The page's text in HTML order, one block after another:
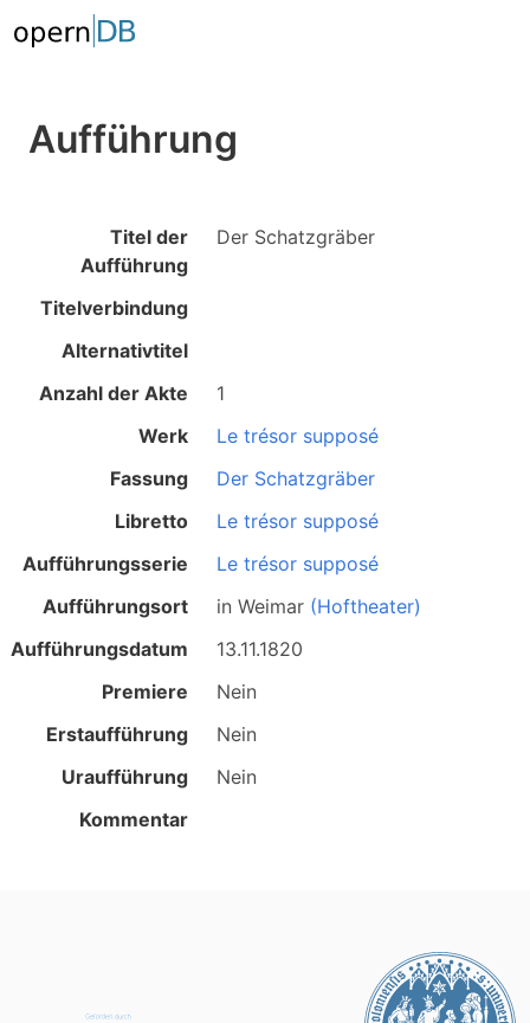
Aufführung
Titel der
Aufführung
Der Schatzgräber
Titelverbindung
Alternativtitel
Anzahl der Akte
1
Werk
Le trésor supposé
Fassung
Der Schatzgräber
Libretto
Le trésor supposé
Aufführungsserie
Le trésor supposé
Aufführungsort
inWeimar (Hoftheater)
Aufführungsdatum
13.11.1820
Premiere
Nein
Erstaufführung
Nein
Uraufführung
Nein
Kommentar